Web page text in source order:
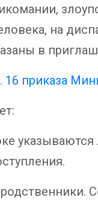
на
в
16 приказа